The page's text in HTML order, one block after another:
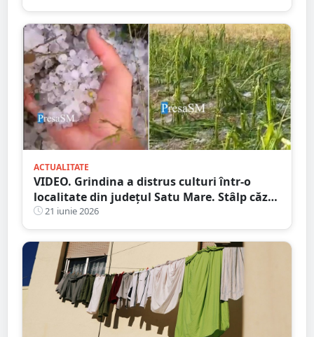
ACTUALITATE
VIDEO. Grindina a distrus culturi într-o
localitate din județul Satu Mare. Stâlp căzut
pe carosabil
21 iunie 2026